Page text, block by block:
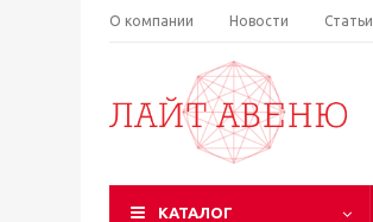
О компании Новости Статьи
КАТАЛОГ